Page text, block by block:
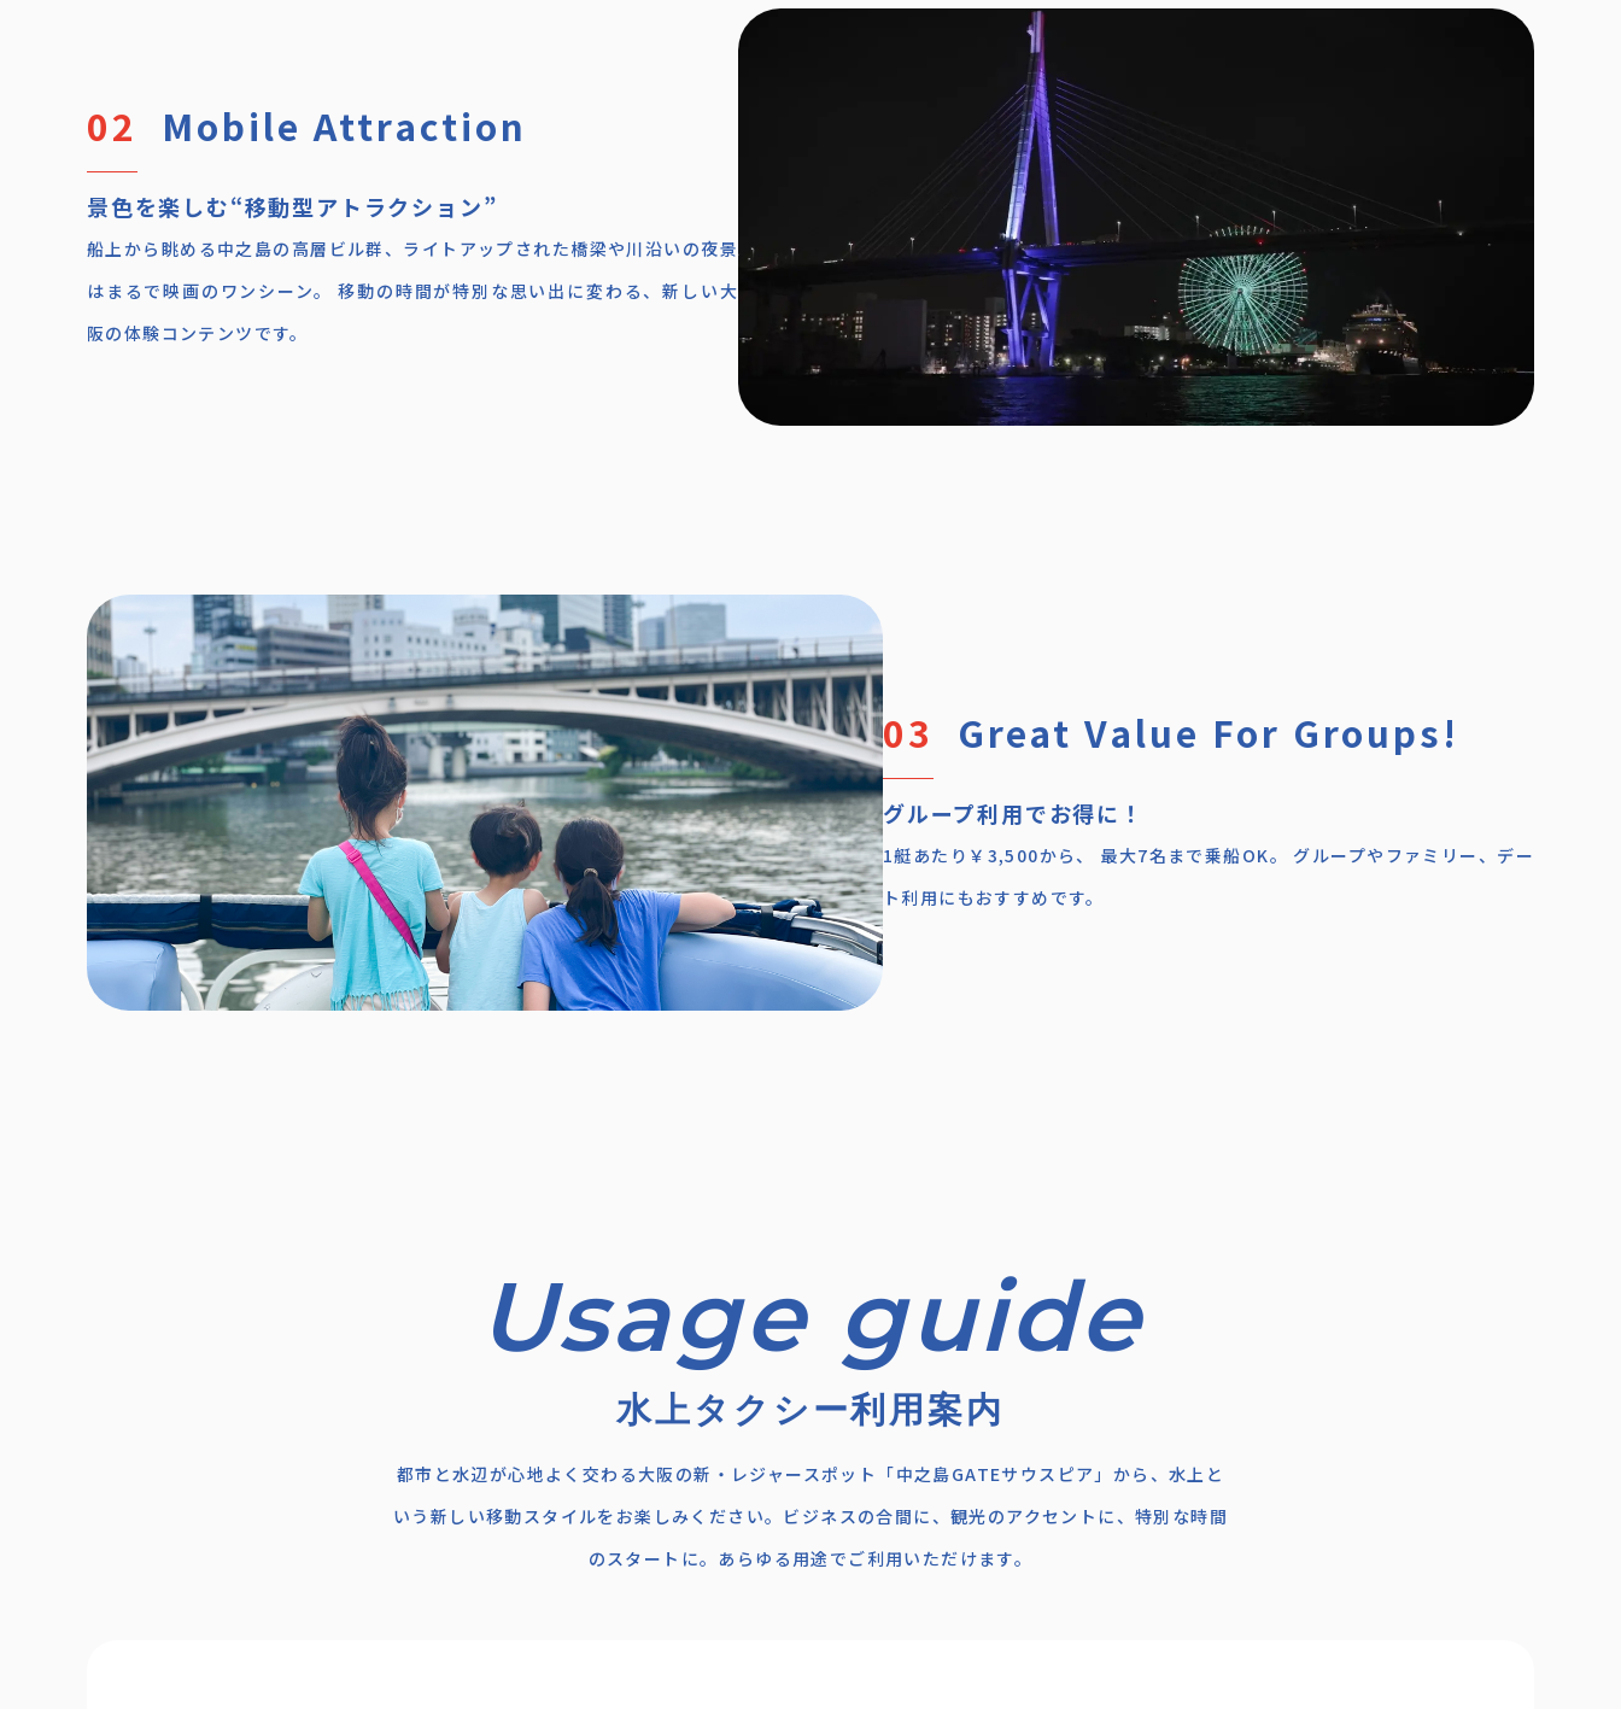
Mobile Attraction
景色を楽しむ“移動型アトラクション”
船上から眺める中之島の高層ビル群、ライトアップされた橋梁や川沿いの夜景
はまるで映画のワンシーン。 移動の時間が特別な思い出に変わる、新しい大
阪の体験コンテンツです。
Great Value For Groups!
グループ利用でお得に！
1艇あたり￥3,500から、 最大7名まで乗船OK。 グループやファミリー、デー
ト利用にもおすすめです。
水上タクシー利用案内
都市と水辺が心地よく交わる大阪の新・レジャースポット「中之島GATEサウスピア」から、水上と
いう新しい移動スタイルをお楽しみください。ビジネスの合間に、観光のアクセントに、特別な時間
のスタートに。あらゆる用途でご利用いただけます。